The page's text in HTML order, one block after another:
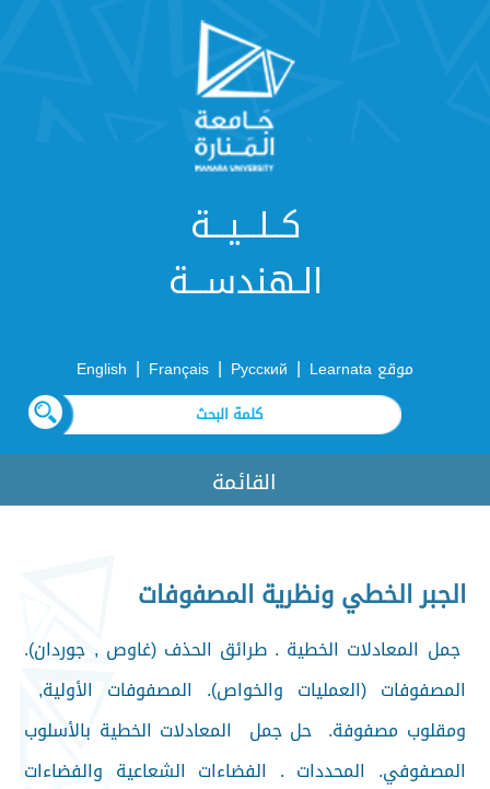
كــلـــيـــة
الـهندســـة
موقع Learnata |
Русский
|
Français
|
English
القائمة
الجبر الخطي ونظرية المصفوفات
جمل المعادلات الخطية . طرائق الحذف (غاوص , جوردان).
المصفوفات (العمليات والخواص). المصفوفات الأولية,
ومقلوب مصفوفة. حل جمل المعادلات الخطية بالأسلوب
المصفوفي. المحددات . الفضاءات الشعاعية والفضاءات